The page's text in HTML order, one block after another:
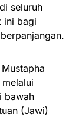
seluruh
ini bagi
bawah
(Jawi)